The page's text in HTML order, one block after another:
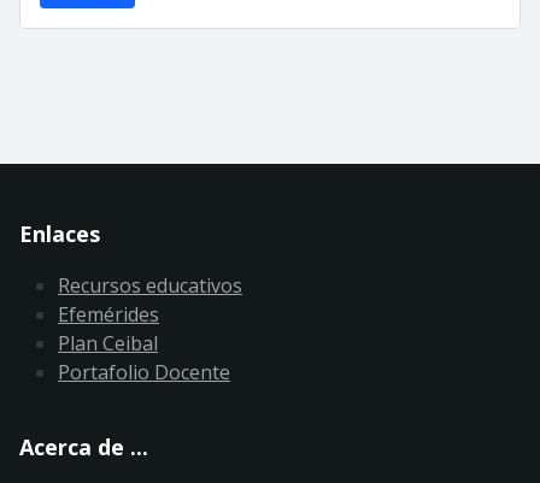
Enlaces
Recursos educativos
Efemérides
Plan Ceibal
Portafolio Docente
Acerca de ...